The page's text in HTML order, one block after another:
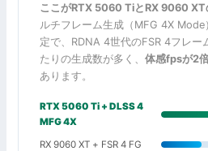
ここがRTX 5060 TiとRX 9060 XT
ルチフレーム生成（MFG 4X
定で、RDNA 4世代のFSR 4フレー
たりの生成数が多く、体感fpsが2
あります。
RTX 5060 Ti + DLSS 4
MFG 4X
RX 9060 XT + FSR 4 FG